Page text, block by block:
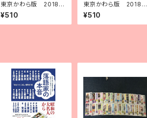
東京かわら版 2018
（平成30）年10月号
¥510
東京かわら版 2018
（平成30）年９月号
¥510